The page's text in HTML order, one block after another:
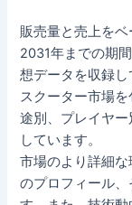
販売量と売上を
2031年までの期
想データを収録
スクーター市場
途別、プレイヤ
しています。
市場のより詳細
のプロフィール